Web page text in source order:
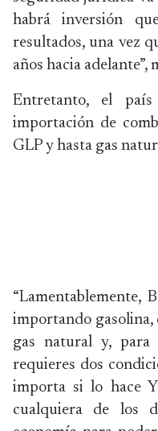
habrá inversión
resultados, una vez
años hacia adelante”,
Entretanto, el
importación de
GLP y hasta gas
“Lamentablemente,
importando gasolina,
gas natural y, para
requieres dos
importa si lo hace
cualquiera de los